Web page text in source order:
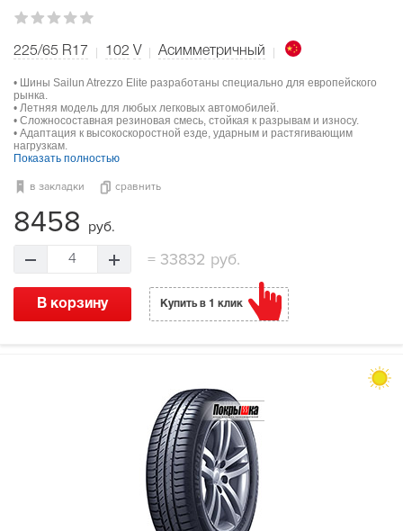
225/65 R17 102 V Асимметричный
• Шины Sailun Atrezzo Elite разработаны специально для европейского
рынка.
• Летняя модель для любых легковых автомобилей.
• Сложносоставная резиновая смесь, стойкая к разрывам и износу.
• Адаптация к высокоскоростной езде, ударным и растягивающим
нагрузкам.
Показать полностью
в закладки сравнить
8458 руб.
4 = 33832 руб.
В корзину Купить в 1 клик